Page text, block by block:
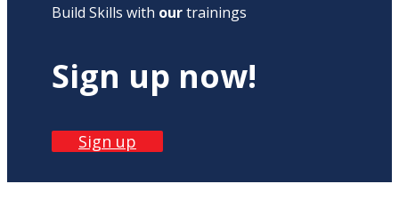
Build Skills with ourtrainings
Sign up now!
Sign up